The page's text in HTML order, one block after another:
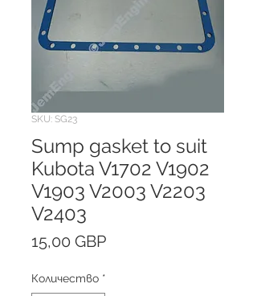
SKU: SG23
Sump gasket to suit
Kubota V1702 V1902
V1903 V2003 V2203
V2403
15,00 GBPЦена
Количество *